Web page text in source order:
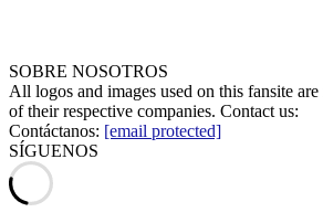
SOBRE NOSOTROS
All logos and images used on this fansite
of their respective companies. Contact us:
Contáctanos: [email protected]
SÍGUENOS